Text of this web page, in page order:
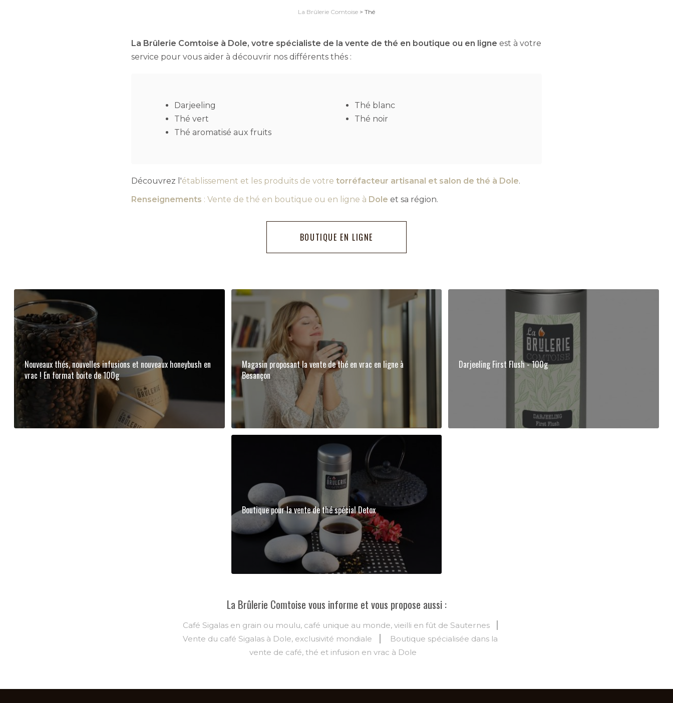
La Brûlerie Comtoise > Thé
La Brûlerie Comtoise à Dole, votre spécialiste de la vente de thé en boutique ou en ligne est à votre
service pour vous aider à découvrir nos différents thés :
Darjeeling
Thé blanc
Thé vert
Thé noir
Thé aromatisé aux fruits
Découvrez l'établissement et les produits de votre torréfacteur artisanal et salon de thé à Dole.
Renseignements : Vente de thé en boutique ou en ligne à Dole et sa région.
BOUTIQUE EN LIGNE
Nouveaux thés, nouvelles infusions et nouveaux honeybush en
vrac ! En format boite de 100g
Magasin proposant la vente de thé en vrac en ligne à
Besançon
Darjeeling First Flush - 100g
Boutique pour la vente de thé spécial Detox
La Brûlerie Comtoise vous informe et vous propose aussi :
Café Sigalas en grain ou moulu, café unique au monde, vieilli en fût de Sauternes
Vente du café Sigalas à Dole, exclusivité mondiale
Boutique spécialisée dans la
vente de café, thé et infusion en vrac à Dole